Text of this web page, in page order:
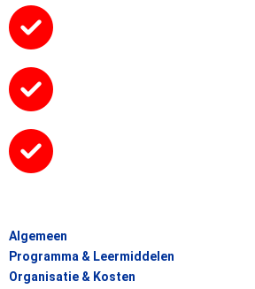
Algemeen
Programma & Leermiddelen
Organisatie & Kosten